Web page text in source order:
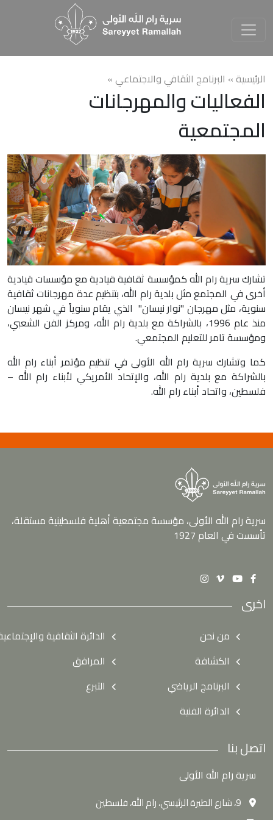
الرئيسية » البرنامج الثقافي والاجتماعي»
الفعاليات والمهرجانات
المجتمعية
تشارك سرية رام الله كمؤسسة ثقافية قيادية مع مؤسسات قيادية
أخرى في المجتمع مثل بلدية رام الله، بتنظيم عدة مهرجانات ثقافية
سنوية، مثل مهرجان "نوار نيسان" الذي يقام سنوياً في شهر نيسان
منذ عام 1996، بالشراكة مع بلدية رام الله، ومركز الفن الشعبي،
ومؤسسة تامر للتعليم المجتمعي.
كما وتشارك سرية رام الله الأولى في تنظيم مؤتمر أبناء رام الله
بالشراكة مع بلدية رام الله، والإتحاد الأمريكي لأبناء رام الله –
فلسطين، واتحاد أبناء رام الله.
سرية رام الله الأولى، مؤسسة مجتمعية أهلية فلسطينية مستقلة،
تأسست في العام 1927
اخرى
من نحن
الدائرة الثقافية والإجتماعية
الكشافة
المرافق
البرنامج الرياضي
التبرع
الدائرة الفنية
اتصل بنا
سرية رام الله الأولى
9، شارع الطيرة الرئيسي، رام الله، فلسطين